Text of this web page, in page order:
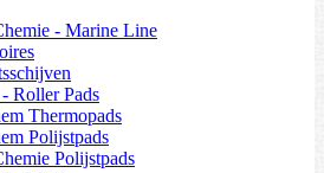
- Marine Line
Roller Pads
Thermopads
Polijstpads
Polijstpads